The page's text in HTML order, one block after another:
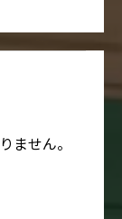
ません。